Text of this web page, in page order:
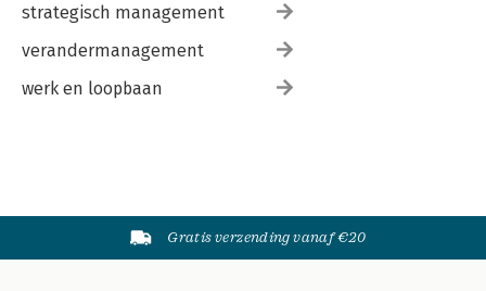
strategisch management
verandermanagement
werk en loopbaan
Gratis verzending vanaf €20